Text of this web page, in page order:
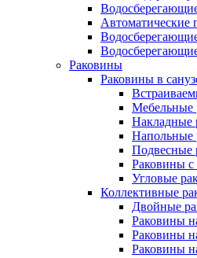
Автоматические
Раковины
Раковины в
Мебельные
Накладные
Напольные
Подвесные
Раковины с
Угловые
Коллективные
Двойные
Раковины
Раковины
Раковины